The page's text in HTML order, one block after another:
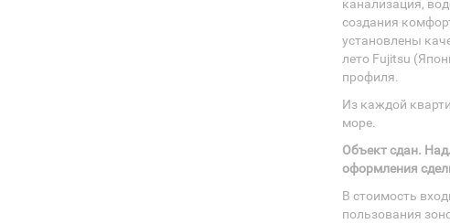
канализация,
создания
установлены
лето Fujitsu
профиля.
Из каждой
море.
Объект сдан.
оформления
В стоимость
пользования